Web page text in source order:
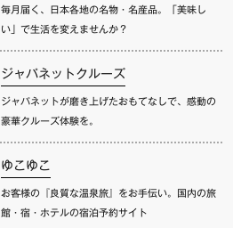
毎月届く、日本各地の名物・名産品。「美味し
い」で生活を変えませんか？
ジャパネットクルーズ
ジャパネットが磨き上げたおもてなしで、感動の
豪華クルーズ体験を。
ゆこゆこ
お客様の『良質な温泉旅』をお手伝い。国内の旅
館・宿・ホテルの宿泊予約サイト